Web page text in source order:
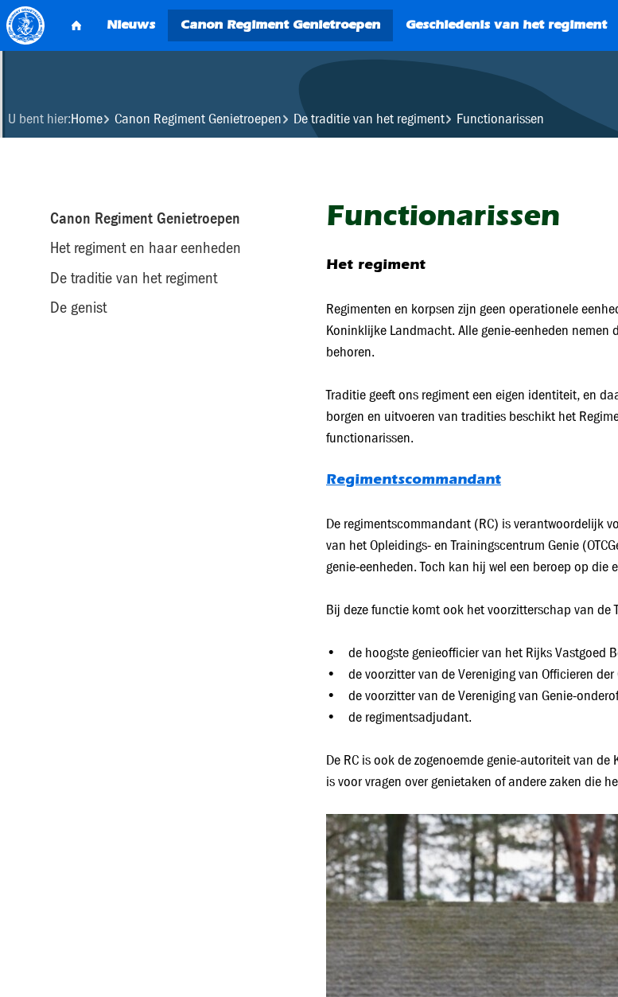
U bent hier:Home Canon Regiment Genietroepen De traditie van het regiment Functionarissen
Canon Regiment Genietroepen
Het regiment en haar eenheden
De traditie van het regiment
De genist
Functionarissen
Het regiment
Regimenten en korpsen zijn geen operationele
Koninklijke Landmacht. Alle genie-eenheden
behoren.
Traditie geeft ons regiment een eigen identiteit, en
borgen en uitvoeren van tradities beschikt het
functionarissen.
Regimentscommandant
De regimentscommandant (RC) is verantwoordelijk
van het Opleidings- en Trainingscentrum Genie
genie-eenheden. Toch kan hij wel een beroep op
Bij deze functie komt ook het voorzitterschap van de
• de hoogste genieofficier van het Rijks Vastgoed
• de voorzitter van de Vereniging van Officieren der
• de voorzitter van de Vereniging van Genie-
• de regimentsadjudant.
De RC is ook de zogenoemde genie-autoriteit van
is voor vragen over genietaken of andere zaken die